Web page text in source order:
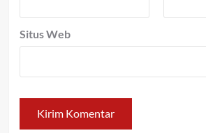
Situs Web